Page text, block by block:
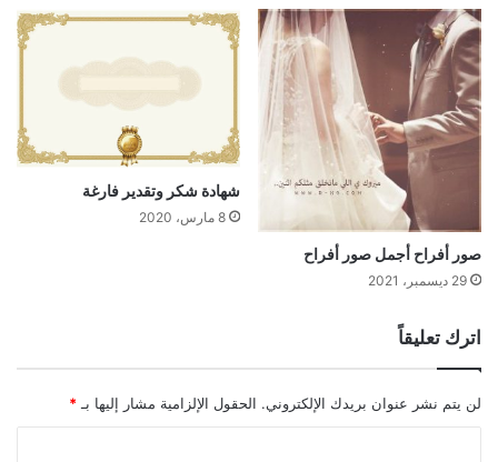
صور أفراح أجمل صور أفراح
29 ديسمبر، 2021
شهادة شكر وتقدير فارغة
8 مارس، 2020
اترك تعليقاً
لن يتم نشر عنوان بريدك الإلكتروني. الحقول الإلزامية مشار إليها بـ *